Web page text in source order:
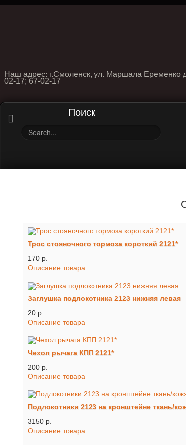
Наш адрес: г.Смоленск, ул. Маршала
02-17; 67-02-17
Поиск
Трос стояночного тормоза короткий 2121*
170 p.
Описание товара
Заглушка подлокотника 2123 нижняя левая
20 p.
Описание товара
Чехол рычага КПП 2121*
200 p.
Описание товара
Подлокотники 2123 на кронштейне ткань/
3150 p.
Описание товара